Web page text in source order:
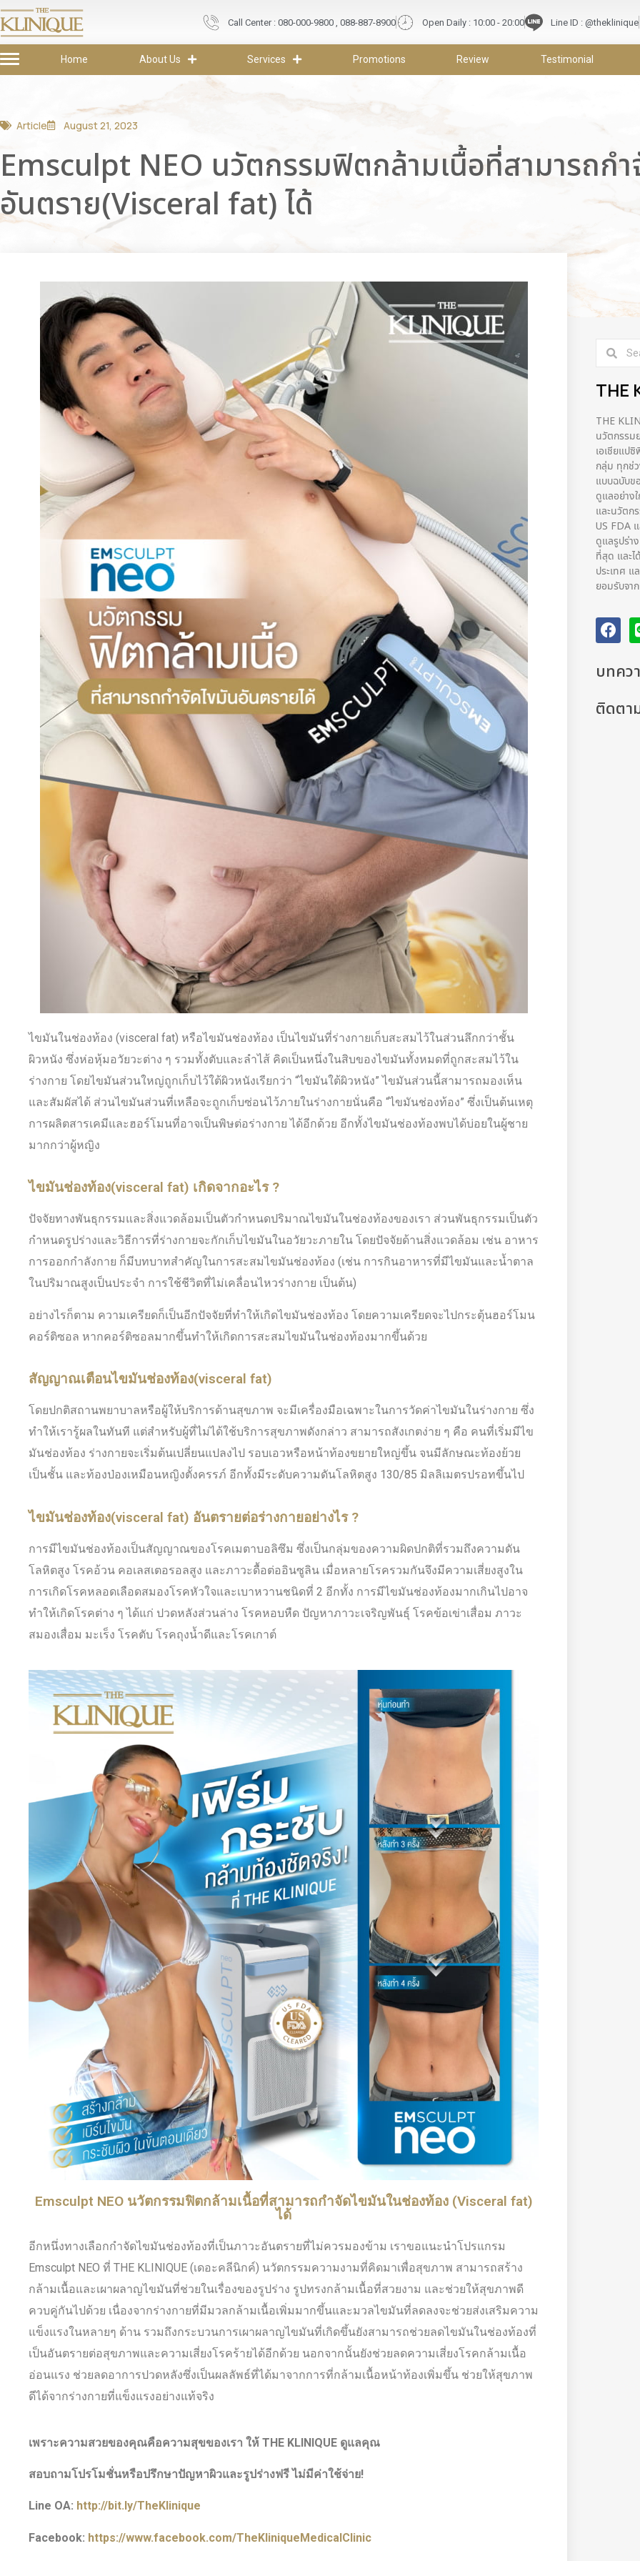
Call Center : 080-000-9800 , 088-887-8900 Open Daily : 10:00 - 20:00 Line ID : @theklinique
Home About Us Services Promotions Review Testimonial
Article August 21, 2023
Emsculpt NEO นวัตกรรมฟิตกล้ามเนื้อที่สามารถกำ
อันตราย(Visceral fat) ได้
ไขมันในช่องท้อง (visceral fat) หรือไขมันช่องท้อง เป็นไขมันที่ร่างกายเก็บสะสมไว้ในส่วนลึกกว่าชั้น
ผิวหนัง ซึ่งห่อหุ้มอวัยวะต่าง ๆ รวมทั้งตับและลำไส้ คิดเป็นหนึ่งในสิบของไขมันทั้งหมดที่ถูกสะสมไว้ใน
ร่างกาย โดยไขมันส่วนใหญ่ถูกเก็บไว้ใต้ผิวหนังเรียกว่า “ไขมันใต้ผิวหนัง” ไขมันส่วนนี้สามารถมองเห็น
และสัมผัสได้ ส่วนไขมันส่วนที่เหลือจะถูกเก็บซ่อนไว้ภายในร่างกายนั่นคือ “ไขมันช่องท้อง” ซึ่งเป็นต้นเหตุ
การผลิตสารเคมีและฮอร์โมนที่อาจเป็นพิษต่อร่างกาย ได้อีกด้วย อีกทั้งไขมันช่องท้องพบได้บ่อยในผู้ชาย
มากกว่าผู้หญิง
ไขมันช่องท้อง(visceral fat) เกิดจากอะไร ?
ปัจจัยทางพันธุกรรมและสิ่งแวดล้อมเป็นตัวกำหนดปริมาณไขมันในช่องท้องของเรา ส่วนพันธุกรรมเป็นตัว
กำหนดรูปร่างและวิธีการที่ร่างกายจะกักเก็บไขมันในอวัยวะภายใน โดยปัจจัยด้านสิ่งแวดล้อม เช่น อาหาร
การออกกำลังกาย ก็มีบทบาทสำคัญในการสะสมไขมันช่องท้อง (เช่น การกินอาหารที่มีไขมันและน้ำตาล
ในปริมาณสูงเป็นประจำ การใช้ชีวิตที่ไม่เคลื่อนไหวร่างกาย เป็นต้น)
อย่างไรก็ตาม ความเครียดก็เป็นอีกปัจจัยที่ทำให้เกิดไขมันช่องท้อง โดยความเครียดจะไปกระตุ้นฮอร์โมน
คอร์ติซอล หากคอร์ติซอลมากขึ้นทำให้เกิดการสะสมไขมันในช่องท้องมากขึ้นด้วย
สัญญาณเตือนไขมันช่องท้อง(visceral fat)
โดยปกติสถานพยาบาลหรือผู้ให้บริการด้านสุขภาพ จะมีเครื่องมือเฉพาะในการวัดค่าไขมันในร่างกาย ซึ่ง
ทำให้เรารู้ผลในทันที แต่สำหรับผู้ที่ไม่ได้ใช้บริการสุขภาพดังกล่าว สามารถสังเกตง่าย ๆ คือ คนที่เริ่มมีไข
มันช่องท้อง ร่างกายจะเริ่มต้นเปลี่ยนแปลงไป รอบเอวหรือหน้าท้องขยายใหญ่ขึ้น จนมีลักษณะท้องย้วย
เป็นชั้น และท้องป่องเหมือนหญิงตั้งครรภ์ อีกทั้งมีระดับความดันโลหิตสูง 130/85 มิลลิเมตรปรอทขึ้นไป
ไขมันช่องท้อง(visceral fat) อันตรายต่อร่างกายอย่างไร ?
การมีไขมันช่องท้องเป็นสัญญาณของโรคเมตาบอลิซึม ซึ่งเป็นกลุ่มของความผิดปกติที่รวมถึงความดัน
โลหิตสูง โรคอ้วน คอเลสเตอรอลสูง และภาวะดื้อต่ออินซูลิน เมื่อหลายโรครวมกันจึงมีความเสี่ยงสูงใน
การเกิดโรคหลอดเลือดสมองโรคหัวใจและเบาหวานชนิดที่ 2 อีกทั้ง การมีไขมันช่องท้องมากเกินไปอาจ
ทำให้เกิดโรคต่าง ๆ ได้แก่ ปวดหลังส่วนล่าง โรคหอบหืด ปัญหาภาวะเจริญพันธุ์ โรคข้อเข่าเสื่อม ภาวะ
สมองเสื่อม มะเร็ง โรคตับ โรคถุงน้ำดีและโรคเกาต์
Emsculpt NEO นวัตกรรมฟิตกล้ามเนื้อที่สามารถกำจัดไขมันในช่องท้อง (Visceral fat)
ได้
อีกหนึ่งทางเลือกกำจัดไขมันช่องท้องที่เป็นภาวะอันตรายที่ไม่ควรมองข้าม เราขอแนะนำโปรแกรม
Emsculpt NEO ที่ THE KLINIQUE (เดอะคลีนิกค์) นวัตกรรมความงามที่คิดมาเพื่อสุขภาพ สามารถสร้าง
กล้ามเนื้อและเผาผลาญไขมันที่ช่วยในเรื่องของรูปร่าง รูปทรงกล้ามเนื้อที่สวยงาม และช่วยให้สุขภาพดี
ควบคู่กันไปด้วย เนื่องจากร่างกายที่มีมวลกล้ามเนื้อเพิ่มมากขึ้นและมวลไขมันที่ลดลงจะช่วยส่งเสริมความ
แข็งแรงในหลายๆ ด้าน รวมถึงกระบวนการเผาผลาญไขมันที่เกิดขึ้นยังสามารถช่วยลดไขมันในช่องท้องที่
เป็นอันตรายต่อสุขภาพและความเสี่ยงโรคร้ายได้อีกด้วย นอกจากนั้นยังช่วยลดความเสี่ยงโรคกล้ามเนื้อ
อ่อนแรง ช่วยลดอาการปวดหลังซึ่งเป็นผลลัพธ์ที่ได้มาจากการที่กล้ามเนื้อหน้าท้องเพิ่มขึ้น ช่วยให้สุขภาพ
ดีได้จากร่างกายที่แข็งแรงอย่างแท้จริง
เพราะความสวยของคุณคือความสุขของเรา ให้ THE KLINIQUE ดูแลคุณ
สอบถามโปรโมชั่นหรือปรึกษาปัญหาผิวและรูปร่างฟรี ไม่มีค่าใช้จ่าย!
Line OA: http://bit.ly/TheKlinique
Facebook: https://www.facebook.com/TheKliniqueMedicalClinic
THE
THE
นวัตกรรม
เอเชียแป
กลุ่ม ทุกช่ว
แบบฉบับข
ดูแลอย่าง
และนวัตก
US FDA
ดูแลรูปร่า
ที่สุด และ
ประเทศ แ
ยอมรับจา
บทคว
ติดตา